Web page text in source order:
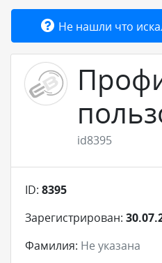
Товары и услуги
Добавить товар или
Не нашли что
id8395
ID: 8395
Зарегистрирован:
Фамилия: Не указана